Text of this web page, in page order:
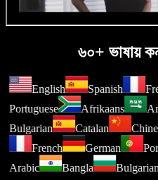
৬০+ ভাষায়
English Spanish
Portuguese
Afrikaans
Bulgarian
Catalan
French
German
Arabic
Bangla Bulgarian